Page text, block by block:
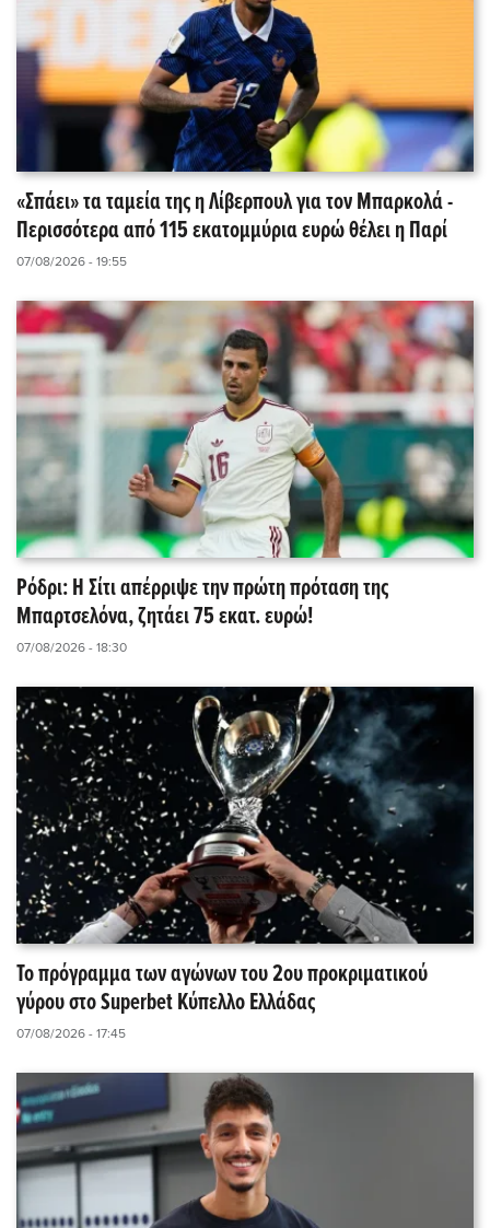
«Σπάει» τα ταμεία της η Λίβερπουλ για τον Μπαρκολά -
Περισσότερα από 115 εκατομμύρια ευρώ θέλει η Παρί
07/08/2026 - 19:55
Ρόδρι: Η Σίτι απέρριψε την πρώτη πρόταση της
Μπαρτσελόνα, ζητάει 75 εκατ. ευρώ!
07/08/2026 - 18:30
Το πρόγραμμα των αγώνων του 2ου προκριματικού
γύρου στο Superbet Κύπελλο Ελλάδας
07/08/2026 - 17:45